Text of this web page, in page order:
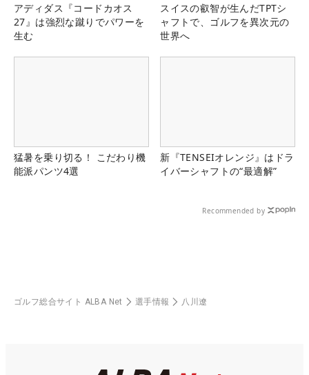
アディダス『コードカオス
27』は強烈な蹴りでパワーを
生む
スイスの叡智が生んだTPTシ
ャフトで、ゴルフを異次元の
世界へ
猛暑を乗り切る！ こだわり機
能派パンツ4選
新『TENSEIオレンジ』はドラ
イバーシャフトの“最適解”
Recommended by
ゴルフ総合サイト ALBA Net 選手情報 八川遼